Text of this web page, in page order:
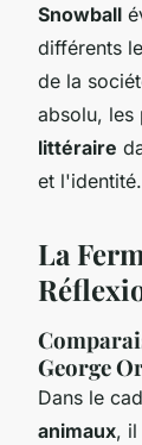
Snowball
différents
de la
absolu, les
littéraire
et l'identité.
La
George
Dans le
animaux, il